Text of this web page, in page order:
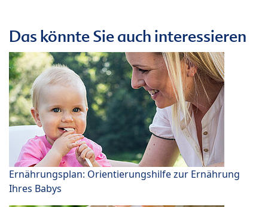
Das könnte Sie auch interessieren
Ernährungsplan: Orientierungshilfe zur Ernährung
Ihres Babys